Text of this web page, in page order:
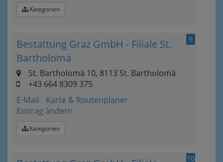
Kategorien
9
Bestattung Graz GmbH - Filiale St.
Bartholomä
St. Bartholomä 10, 8113 St. Bartholomä
+43 664 8309 375
E-Mail
Karte & Routenplaner
Eintrag ändern
Kategorien
10